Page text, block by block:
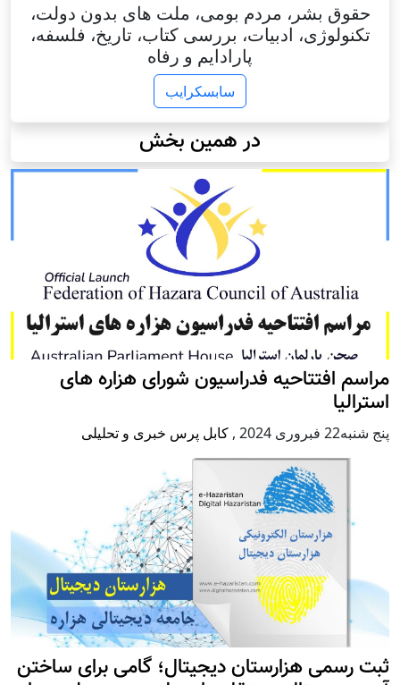
حقوق بشر، مردم بومی، ملت های بدون دولت،
تکنولوژی، ادبیات، بررسی کتاب، تاریخ، فلسفه،
پارادایم و رفاه
سابسکرایب
در همین بخش
مراسم افتتاحیه فدراسیون شورای هزاره های
استرالیا
پنج شنبه22 فبروری 2024 , کابل پرس خبری و تحلیلی
ثبت رسمی هزارستان دیجیتال؛ گامی برای ساختن